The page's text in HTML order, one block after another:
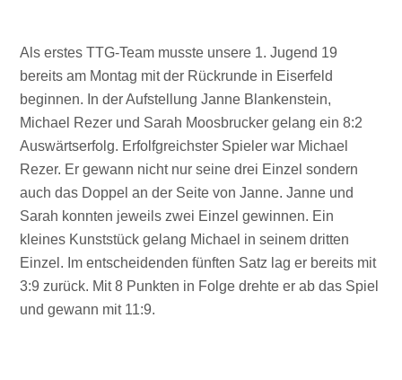
Als erstes TTG-Team musste unsere 1. Jugend 19
bereits am Montag mit der Rückrunde in Eiserfeld
beginnen. In der Aufstellung Janne Blankenstein,
Michael Rezer und Sarah Moosbrucker gelang ein 8:2
Auswärtserfolg. Erfolfgreichster Spieler war Michael
Rezer. Er gewann nicht nur seine drei Einzel sondern
auch das Doppel an der Seite von Janne. Janne und
Sarah konnten jeweils zwei Einzel gewinnen. Ein
kleines Kunststück gelang Michael in seinem dritten
Einzel. Im entscheidenden fünften Satz lag er bereits mit
3:9 zurück. Mit 8 Punkten in Folge drehte er ab das Spiel
und gewann mit 11:9.